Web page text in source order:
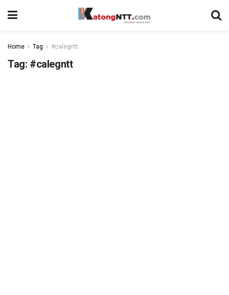
Home Tag #calegntt
Tag: #calegntt